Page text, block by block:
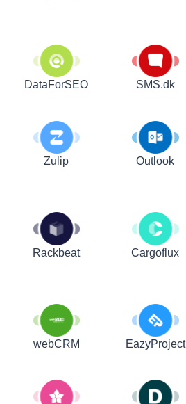
DataForSEO SMS.dk
Zulip Outlook
Rackbeat Cargoflux
webCRM EazyProject